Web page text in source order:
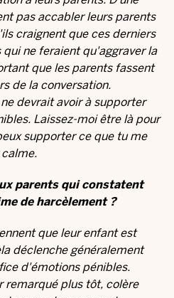
pas accabler leurs parents
craignent que ces derniers
ne feraient qu'aggraver la
que les parents fassent
de la conversation.
devrait avoir à supporter
Laissez-moi être là pour
supporter ce que tu me
parents qui constatent
de harcèlement ?
que leur enfant est
déclenche généralement
d'émotions pénibles.
remarqué plus tôt, colère